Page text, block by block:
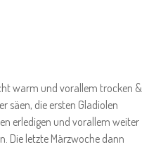
warm und vorallem trocken &
säen, die ersten Gladiolen
erledigen und vorallem weiter
Die letzte Märzwoche dann